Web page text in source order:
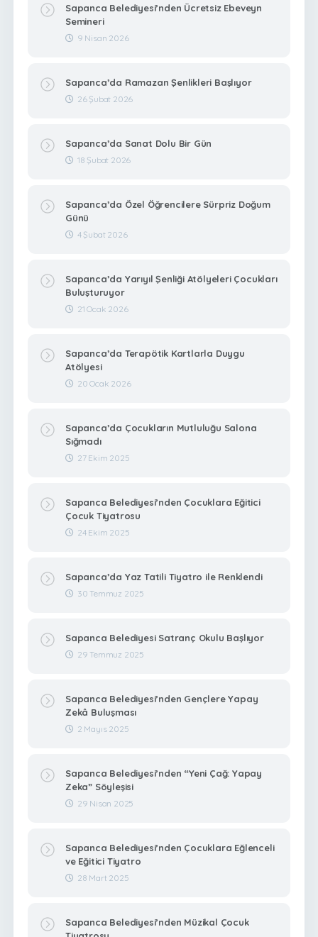
Sapanca Belediyesi’nden Ücretsiz Ebeveyn
Semineri
9 Nisan 2026
Sapanca’da Ramazan Şenlikleri Başlıyor
26 Şubat 2026
Sapanca’da Sanat Dolu Bir Gün
18 Şubat 2026
Sapanca’da Özel Öğrencilere Sürpriz Doğum
Günü
4 Şubat 2026
Sapanca’da Yarıyıl Şenliği Atölyeleri Çocukları
Buluşturuyor
21 Ocak 2026
Sapanca’da Terapötik Kartlarla Duygu
Atölyesi
20 Ocak 2026
Sapanca’da Çocukların Mutluluğu Salona
Sığmadı
27 Ekim 2025
Sapanca Belediyesi’nden Çocuklara Eğitici
Çocuk Tiyatrosu
24 Ekim 2025
Sapanca’da Yaz Tatili Tiyatro ile Renklendi
30 Temmuz 2025
Sapanca Belediyesi Satranç Okulu Başlıyor
29 Temmuz 2025
Sapanca Belediyesi’nden Gençlere Yapay
Zekâ Buluşması
2 Mayıs 2025
Sapanca Belediyesi’nden “Yeni Çağ: Yapay
Zeka” Söyleşisi
29 Nisan 2025
Sapanca Belediyesi’nden Çocuklara Eğlenceli
ve Eğitici Tiyatro
28 Mart 2025
Sapanca Belediyesi’nden Müzikal Çocuk